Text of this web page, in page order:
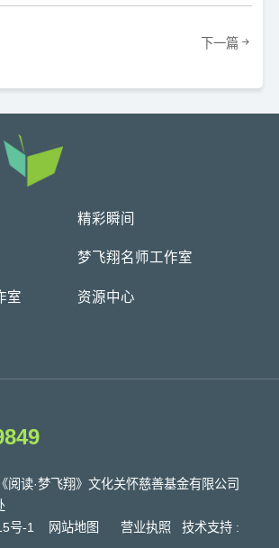
下一篇
精彩瞬间
梦飞翔名师工作室
室 资源中心
读·梦飞翔》文化关怀慈善基金有限公司
号-1
网站地图 营业执照 技术支持 :